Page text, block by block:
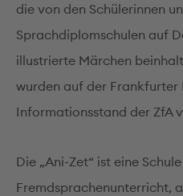
die von den Schülerinnen
Sprachdiplomschulen auf
illustrierte Märchen
wurden auf der Frankfurter
Informationsstand der ZfA
Die „Ani-Zet“ ist eine
Fremdsprachenunterricht,